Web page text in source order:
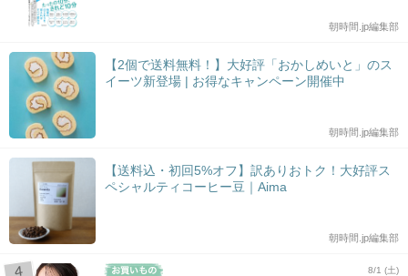
朝時間.jp編集部
【2個で送料無料！】大好評「おかしめいと」のス
イーツ新登場 | お得なキャンペーン開催中
朝時間.jp編集部
【送料込・初回5%オフ】訳ありおトク！大好評ス
ペシャルティコーヒー豆｜Aima
朝時間.jp編集部
8/1 (土)